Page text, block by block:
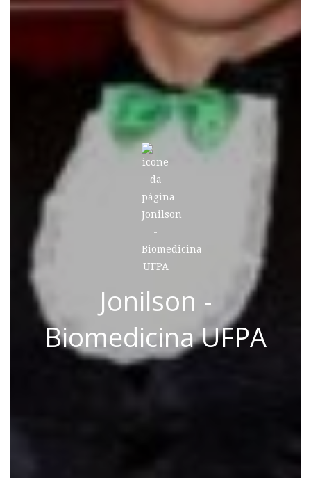
Jonilson -
Biomedicina UFPA